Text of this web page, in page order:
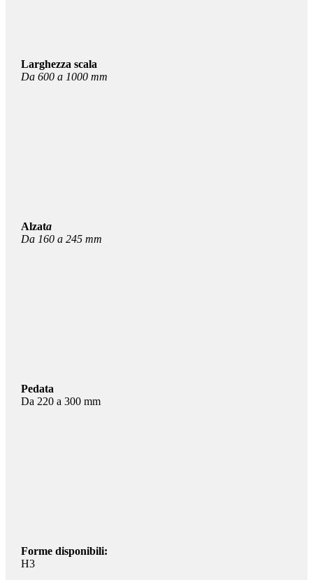
Larghezza scala
Da 600 a 1000 mm
Alzata
Da 160 a 245 mm
Pedata
Da 220 a 300 mm
Forme disponibili:
H3